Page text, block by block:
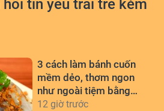
hồi tin yêu trai trẻ kém
3 cách làm bánh cuốn
mềm dẻo, thơm ngon
như ngoài tiệm bằng
chảo chống dính
12 giờ trước